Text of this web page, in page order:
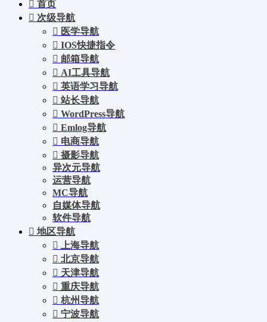
首页
次级导航
医学导航
IOS快捷指令
邮箱导航
AI工具导航
英语学习导航
站长导航
WordPress导航
Emlog导航
电商导航
摄影导航
异次元导航
运营导航
MC导航
自媒体导航
软件导航
地区导航
上海导航
北京导航
天津导航
重庆导航
杭州导航
宁波导航